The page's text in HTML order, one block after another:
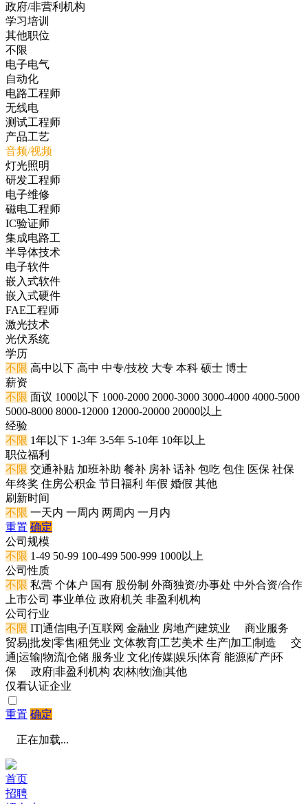
政府/非营利机构
学习培训
其他职位
不限
电子电气
自动化
电路工程师
无线电
测试工程师
产品工艺
音频/视频
灯光照明
研发工程师
电子维修
磁电工程师
IC验证师
集成电路工
半导体技术
电子软件
嵌入式软件
嵌入式硬件
FAE工程师
激光技术
光伏系统
学历
不限 高中以下 高中 中专/技校 大专 本科 硕士 博士
薪资
不限 面议 1000以下 1000-2000 2000-3000 3000-4000 4000-5000
5000-8000 8000-12000 12000-20000 20000以上
经验
不限 1年以下 1-3年 3-5年 5-10年 10年以上
职位福利
不限 交通补贴 加班补助 餐补 房补 话补 包吃 包住 医保 社保
年终奖 住房公积金 节日福利 年假 婚假 其他
刷新时间
不限 一天内 一周内 两周内 一月内
重置 确定
公司规模
不限 1-49 50-99 100-499 500-999 1000以上
公司性质
不限 私营 个体户 国有 股份制 外商独资/办事处 中外合资/合作
上市公司 事业单位 政府机关 非盈利机构
公司行业
不限 IT|通信|电子|互联网 金融业 房地产|建筑业
商业服务
贸易|批发|零售|租凭业 文体教育|工艺美术 生产|加工|制造
交
通|运输|物流|仓储 服务业 文化|传媒|娱乐|体育 能源|矿产|环
保
政府|非盈利机构 农|林|牧|渔|其他
仅看认证企业
重置 确定
正在加载...
首页
招聘